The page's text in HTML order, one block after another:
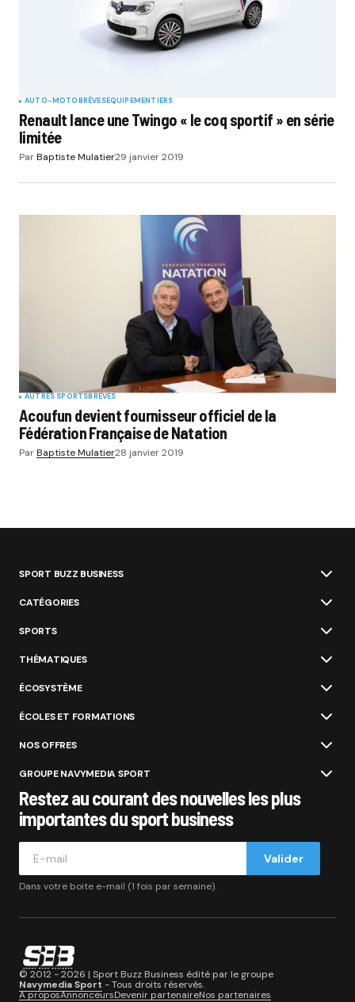
AUTO-MOTO BRÈVESEQUIPEMENTIERS
Renault lance une Twingo « le coq sportif » en série
limitée
ParBaptiste Mulatier29 janvier 2019
AUTRES SPORTSBRÈVES
Acoufun devient fournisseur officiel de la
Fédération Française de Natation
ParBaptiste Mulatier28 janvier 2019
SPORT BUZZ BUSINESS
CATÉGORIES
SPORTS
THÉMATIQUES
ÉCOSYSTÈME
ÉCOLES ET FORMATIONS
NOS OFFRES
GROUPE NAVYMEDIA SPORT
Restez au courant des nouvelles les plus
importantes du sport business
Valider
Dans votre boite e-mail (1 fois par semaine).
© 2012 - 2026 | Sport Buzz Business édité par le groupe
Navymedia Sport - Tous droits réservés.
A proposAnnonceursDevenir partenaireNos partenaires